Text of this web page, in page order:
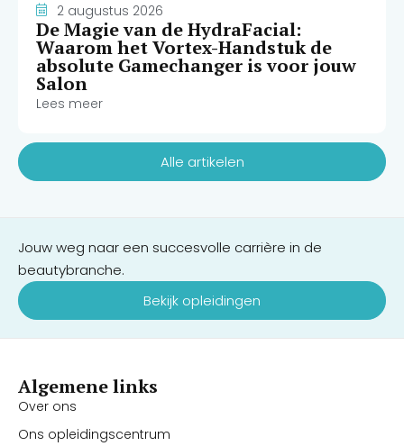
2 augustus 2026
De Magie van de HydraFacial:
Waarom het Vortex-Handstuk de
absolute Gamechanger is voor jouw
Salon
Lees meer
Alle artikelen
Jouw weg naar een succesvolle carrière in de
beautybranche.
Bekijk opleidingen
Algemene links
Over ons
Ons opleidingscentrum